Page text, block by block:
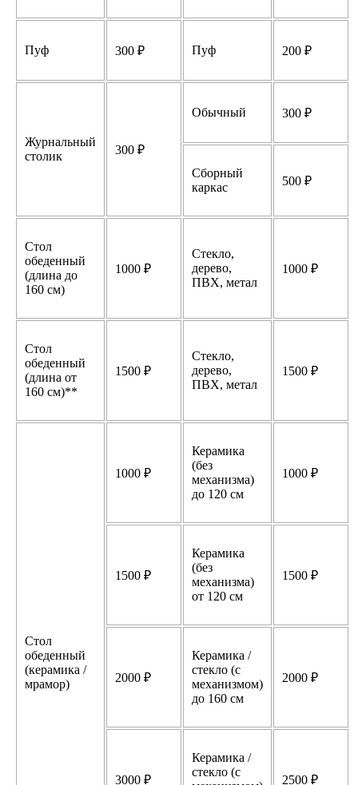
Пуф 300 ₽ Пуф 200 ₽
Журнальный
столик
300 ₽
Обычный 300 ₽
Сборный
каркас
500 ₽
Стол
обеденный
(длина до
160 см)
1000 ₽
Стекло,
дерево,
ПВХ, метал
1000 ₽
Стол
обеденный
(длина от
160 см)**
1500 ₽
Стекло,
дерево,
ПВХ, метал
1500 ₽
Стол
обеденный
(керамика /
мрамор)
1000 ₽
Керамика
(без
механизма)
до 120 см
1000 ₽
1500 ₽
Керамика
(без
механизма)
от 120 см
1500 ₽
2000 ₽
Керамика /
стекло (с
механизмом)
до 160 см
2000 ₽
3000 ₽
Керамика /
стекло (с
2500 ₽